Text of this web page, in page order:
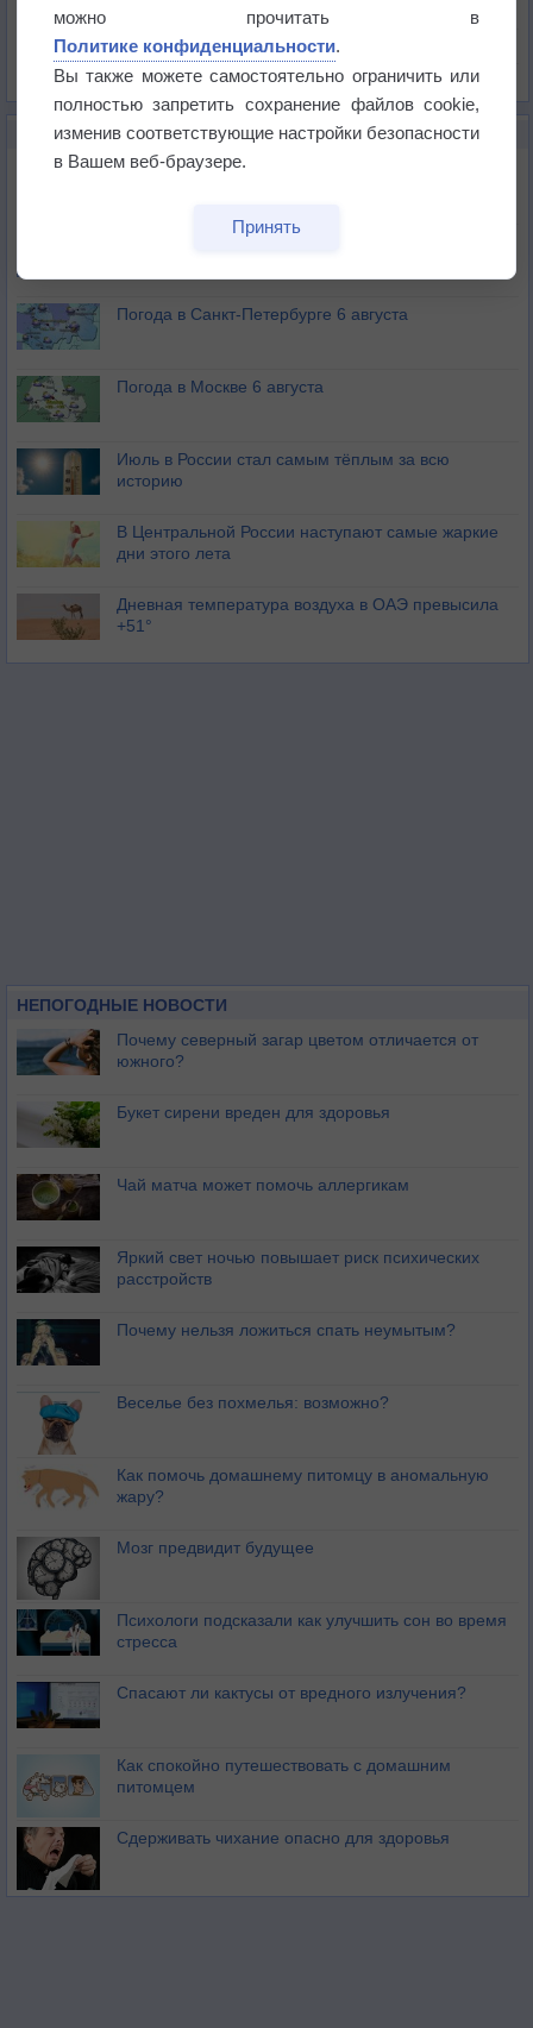
Осадки
Облачность
Список всех карт
НОВОЕ О ПОГОДЕ
Погода в Екатеринбурге 6 августа
Погода в Краснодаре 6 августа
Погода в Санкт-Петербурге 6 августа
Погода в Москве 6 августа
Июль в России стал самым тёплым за всю
историю
В Центральной России наступают самые жаркие
дни этого лета
Дневная температура воздуха в ОАЭ превысила
+51°
НЕПОГОДНЫЕ НОВОСТИ
Почему северный загар цветом отличается от
южного?
Букет сирени вреден для здоровья
Чай матча может помочь аллергикам
Яркий свет ночью повышает риск психических
расстройств
Почему нельзя ложиться спать неумытым?
Веселье без похмелья: возможно?
Как помочь домашнему питомцу в аномальную
жару?
Мозг предвидит будущее
Психологи подсказали как улучшить сон во время
стресса
Спасают ли кактусы от вредного излучения?
Как спокойно путешествовать с домашним
питомцем
Сдерживать чихание опасно для здоровья
можно прочитать в
Политике конфиденциальности.
Вы также можете самостоятельно ограничить или
полностью запретить сохранение файлов cookie,
изменив соответствующие настройки безопасности
в Вашем веб-браузере.
Принять